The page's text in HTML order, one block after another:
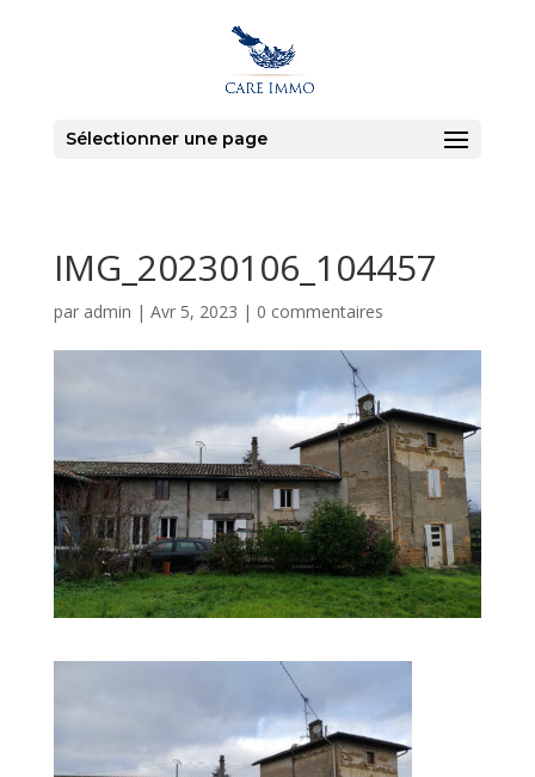
Sélectionner une page
IMG_20230106_104457
par admin | Avr 5, 2023 | 0 commentaires